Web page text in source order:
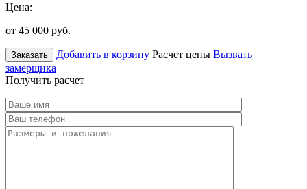
Цена:
от 45 000 руб.
Заказать Добавить в корзину Расчет цены Вызвать
замерщика
Получить расчет